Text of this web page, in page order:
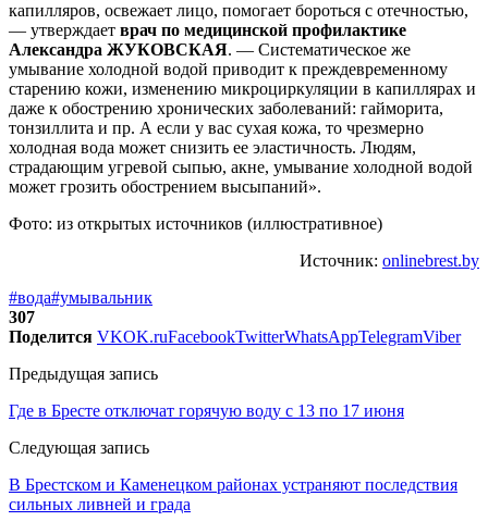
капилляров, освежает лицо, помогает бороться с отечностью,
— утверждает врач по медицинской профилактике
Александра ЖУКОВСКАЯ. — Систематическое же
умывание холодной водой приводит к преждевременному
старению кожи, изменению микроциркуляции в капиллярах и
даже к обострению хронических заболеваний: гайморита,
тонзиллита и пр. А если у вас сухая кожа, то чрезмерно
холодная вода может снизить ее эластичность. Людям,
страдающим угревой сыпью, акне, умывание холодной водой
может грозить обострением высыпаний».
Фото: из открытых источников (иллюстративное)
Источник: onlinebrest.by
#вода#умывальник
307
Поделится VKOK.ruFacebookTwitterWhatsAppTelegramViber
Предыдущая запись
Где в Бресте отключат горячую воду с 13 по 17 июня
Следующая запись
В Брестском и Каменецком районах устраняют последствия
сильных ливней и града